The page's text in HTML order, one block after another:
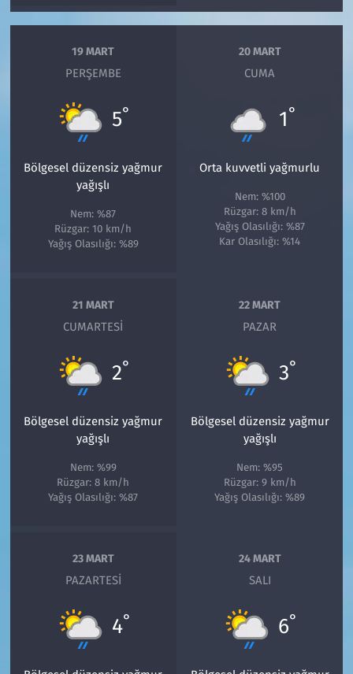
19 MART
PERŞEMBE
5°
Bölgesel düzensiz yağmur
yağışlı
Nem: %87
Rüzgar: 10 km/h
Yağış Olasılığı: %89
20 MART
CUMA
1°
Orta kuvvetli yağmurlu
Nem: %100
Rüzgar: 8 km/h
Yağış Olasılığı: %87
Kar Olasılığı: %14
21 MART
CUMARTESI
2°
Bölgesel düzensiz yağmur
yağışlı
Nem: %99
Rüzgar: 8 km/h
Yağış Olasılığı: %87
22 MART
PAZAR
3°
Bölgesel düzensiz yağmur
yağışlı
Nem: %95
Rüzgar: 9 km/h
Yağış Olasılığı: %89
23 MART
PAZARTESI
4°
24 MART
SALI
6°